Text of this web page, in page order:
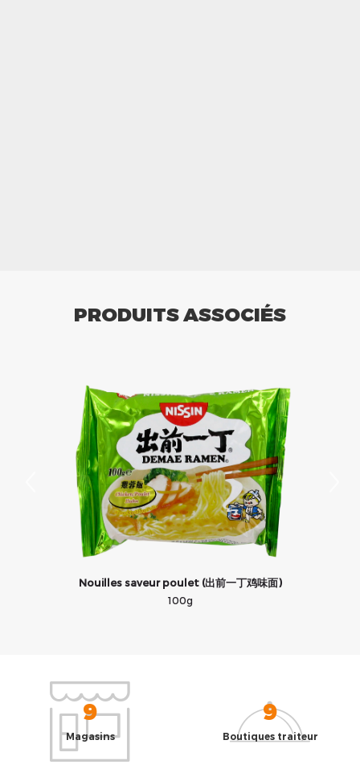
PRODUITS ASSOCIÉS
Nouilles saveur poulet (出前一丁鸡味面)
100g
9
Magasins
9
Boutiques traiteur